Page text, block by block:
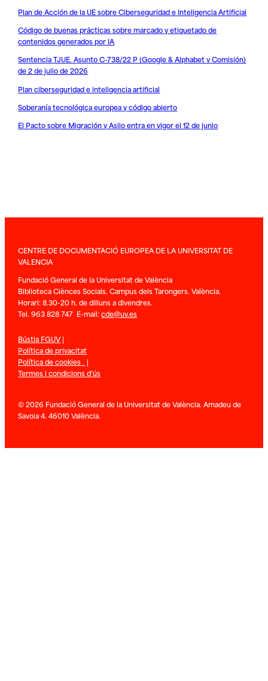
Plan de Acción de la UE sobre Ciberseguridad e Inteligencia Artificial
Código de buenas prácticas sobre marcado y etiquetado de
contenidos generados por IA
Sentencia TJUE. Asunto C-738/22 P (Google & Alphabet v Comisión)
de 2 de julio de 2026
Plan ciberseguridad e inteligencia artificial
Soberanía tecnológica europea y código abierto
El Pacto sobre Migración y Asilo entra en vigor el 12 de junio
CENTRE DE DOCUMENTACIÓ EUROPEA DE LA UNIVERSITAT DE
VALENCIA
Fundació General de la Universitat de València
Biblioteca Ciènces Socials. Campus dels Tarongers. València.
Horari: 8.30-20 h. de dilluns a divendres.
Tel. 963 828 747 E-mail:cde@uv.es
Bústia FGUV|
Política de privacitat
Política de cookies |
Termes i condicions d’ús
© 2026 Fundació General de la Universitat de València. Amadeu de
Savoia 4. 46010 València.